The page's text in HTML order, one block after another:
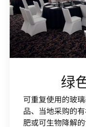
绿
可重复使用的玻
品、当地采购的
肥或可生物降解